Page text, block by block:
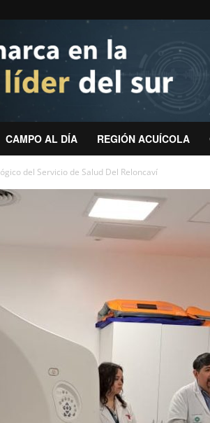
CAMPO AL DÍA REGIÓN ACUÍCOLA
del Servicio de Salud Del Reloncaví